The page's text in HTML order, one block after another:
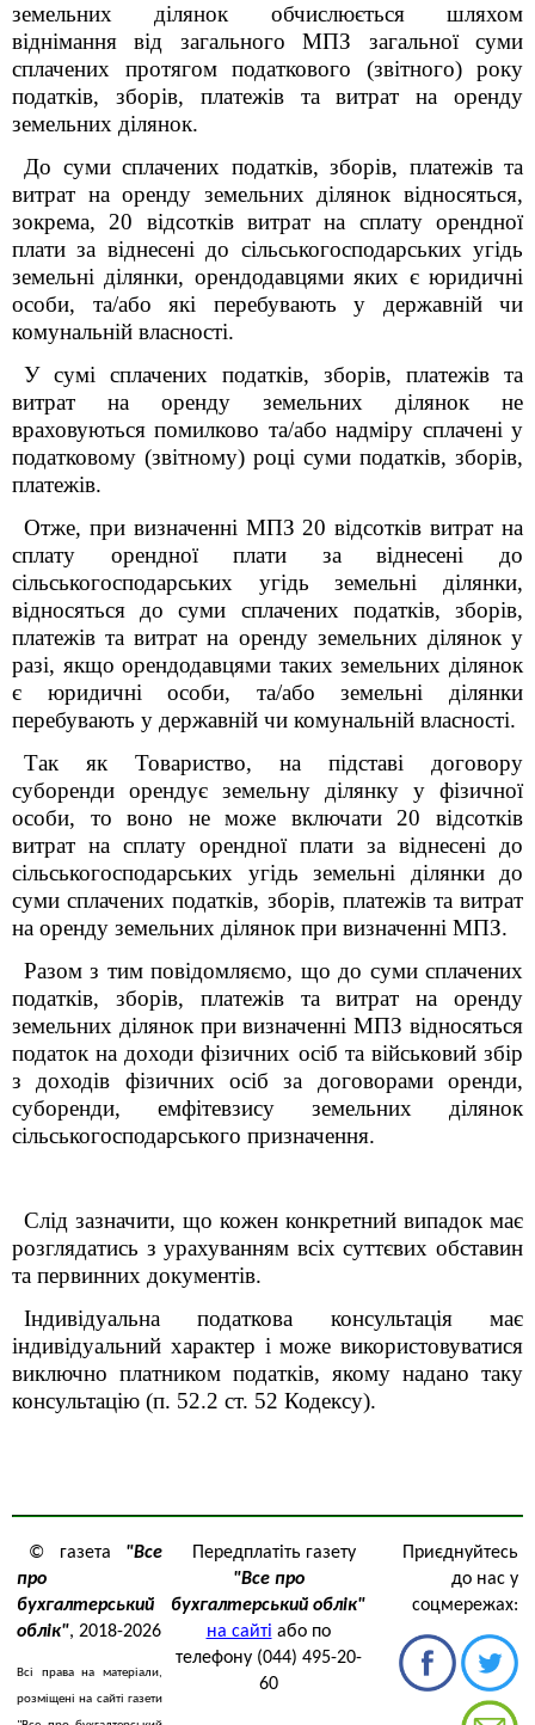
земельних ділянок обчислюється шляхом
віднімання від загального МПЗ загальної суми
сплачених протягом податкового (звітного) року
податків, зборів, платежів та витрат на оренду
земельних ділянок.
До суми сплачених податків, зборів, платежів та
витрат на оренду земельних ділянок відносяться,
зокрема, 20 відсотків витрат на сплату орендної
плати за віднесені до сільськогосподарських угідь
земельні ділянки, орендодавцями яких є юридичні
особи, та/або які перебувають у державній чи
комунальній власності.
У сумі сплачених податків, зборів, платежів та
витрат на оренду земельних ділянок не
враховуються помилково та/або надміру сплачені у
податковому (звітному) році суми податків, зборів,
платежів.
Отже, при визначенні МПЗ 20 відсотків витрат на
сплату орендної плати за віднесені до
сільськогосподарських угідь земельні ділянки,
відносяться до суми сплачених податків, зборів,
платежів та витрат на оренду земельних ділянок у
разі, якщо орендодавцями таких земельних ділянок
є юридичні особи, та/або земельні ділянки
перебувають у державній чи комунальній власності.
Так як Товариство, на підставі договору
суборенди орендує земельну ділянку у фізичної
особи, то воно не може включати 20 відсотків
витрат на сплату орендної плати за віднесені до
сільськогосподарських угідь земельні ділянки до
суми сплачених податків, зборів, платежів та витрат
на оренду земельних ділянок при визначенні МПЗ.
Разом з тим повідомляємо, що до суми сплачених
податків, зборів, платежів та витрат на оренду
земельних ділянок при визначенні МПЗ відносяться
податок на доходи фізичних осіб та військовий збір
з доходів фізичних осіб за договорами оренди,
суборенди, емфітевзису земельних ділянок
сільськогосподарського призначення.
Слід зазначити, що кожен конкретний випадок має
розглядатись з урахуванням всіх суттєвих обставин
та первинних документів.
Індивідуальна податкова консультація має
індивідуальний характер і може використовуватися
виключно платником податків, якому надано таку
консультацію (п. 52.2 ст. 52 Кодексу).
© газета "Все
про
бухгалтерський
облік", 2018-2026
Всі права на матеріали,
розміщені на сайті газети
Передплатіть газету
"Все про
бухгалтерський облік"
на сайті або по
телефону (044) 495-20-
60
Приєднуйтесь
до нас у
соцмережах: